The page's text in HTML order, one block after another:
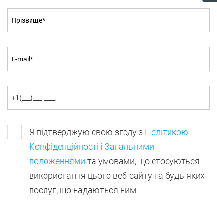
Я підтверджую свою згоду з Політикою
Конфіденційності і Загальними
положеннями та умовами, що стосуються
використання цього веб-сайту та будь-яких
послуг, що надаються ним